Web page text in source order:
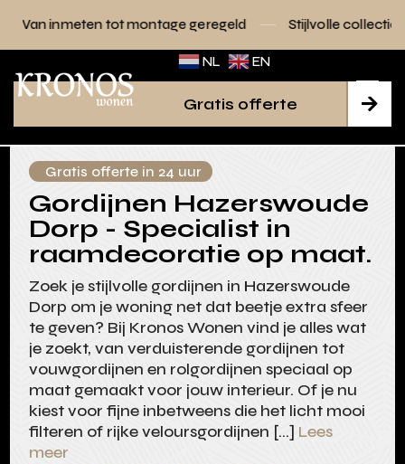
tot montage geregeld Stijlvolle collecties voor elk
NL EN

Gratis offerte
Gratis offerte in 24 uur
Gordijnen Hazerswoude
Dorp - Specialist in
raamdecoratie op maat.
Zoek je stijlvolle gordijnen in Hazerswoude
Dorp om je woning net dat beetje extra sfeer
te geven? Bij Kronos Wonen vind je alles wat
je zoekt, van verduisterende gordijnen tot
vouwgordijnen en rolgordijnen speciaal op
maat gemaakt voor jouw interieur. Of je nu
kiest voor fijne inbetweens die het licht mooi
filteren of rijke veloursgordijnen […] Lees
meer